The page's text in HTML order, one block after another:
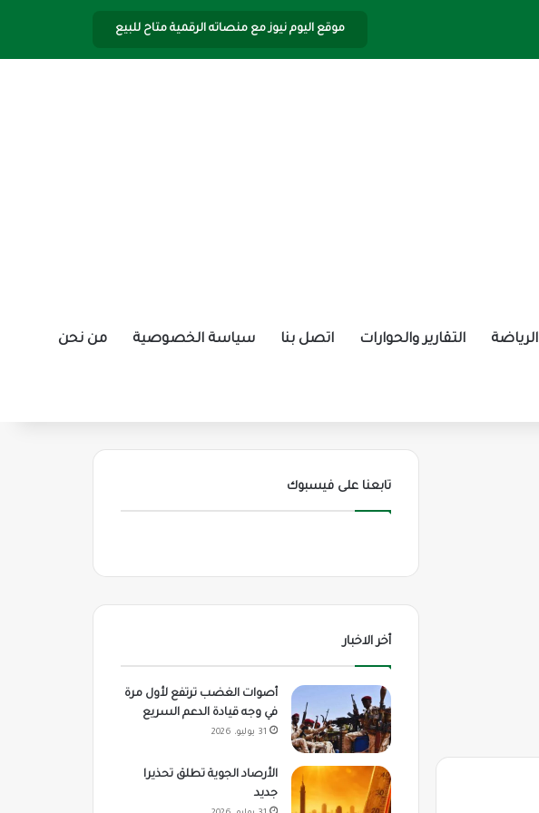
موقع اليوم نيوز مع منصاته الرقمية متاح للبيع
الرياضة التقارير والحوارات اتصل بنا سياسة الخصوصية من نحن
تابعنا على فيسبوك
أخر الاخبار
أصوات الغضب ترتفع لأول مرة
في وجه قيادة الدعم السريع
31 يوليو، 2026
الأرصاد الجوية تطلق تحذيرا
جديد